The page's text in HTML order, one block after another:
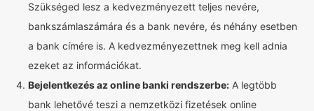
Szükséged lesz a kedvezményezett teljes nevére,
bankszámlaszámára és a bank nevére, és néhány esetben
a bank címére is. A kedvezményezettnek meg kell adnia
ezeket az információkat.
Bejelentkezés az online banki rendszerbe: A legtöbb
bank lehetővé teszi a nemzetközi fizetések online